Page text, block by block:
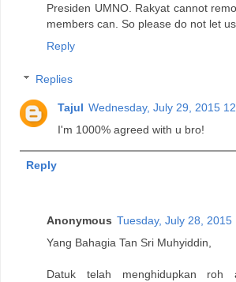
Presiden UMNO. Rakyat cannot
members can. So please do not let
Reply
Replies
Tajul Wednesday, July 29, 2015
I'm 1000% agreed with u bro!
Reply
Anonymous Tuesday, July 28, 2015
Yang Bahagia Tan Sri Muhyiddin,
Datuk telah menghidupkan roh